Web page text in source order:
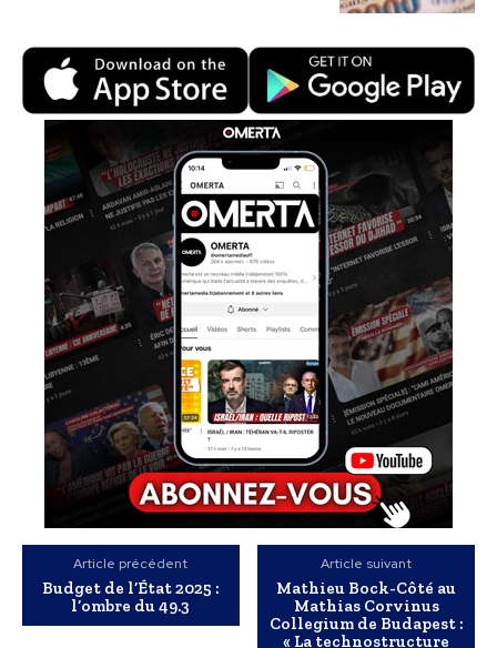
Article précédent
Budget de l’État 2025 :
l’ombre du 49.3
Article suivant
Mathieu Bock-Côté au
Mathias Corvinus
Collegium de Budapest :
« La technostructure